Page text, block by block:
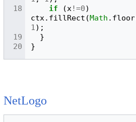
if
(x!=0)
ctx. fillRect (Math . floor
1);
}
}
NetLogo